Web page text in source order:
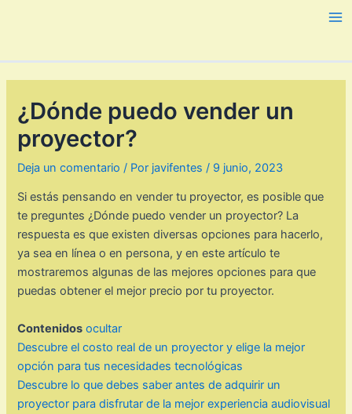
¿Dónde puedo vender un
proyector?
Deja un comentario / Por javifentes/ 9 junio, 2023
Si estás pensando en vender tu proyector, es posible que
te preguntes ¿Dónde puedo vender un proyector? La
respuesta es que existen diversas opciones para hacerlo,
ya sea en línea o en persona, y en este artículo te
mostraremos algunas de las mejores opciones para que
puedas obtener el mejor precio por tu proyector.
Contenidos ocultar
Descubre el costo real de un proyector y elige la mejor
opción para tus necesidades tecnológicas
Descubre lo que debes saber antes de adquirir un
proyector para disfrutar de la mejor experiencia audiovisual